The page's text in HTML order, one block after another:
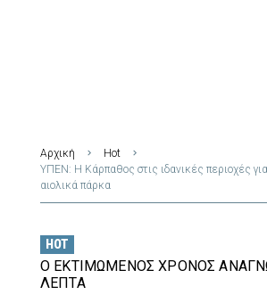
Αρχική
Hot
ΥΠΕΝ: Η Κάρπαθος στις ιδανικές περιοχές
αιολικά πάρκα
HOT
Ο ΕΚΤΙΜΏΜΕΝΟΣ ΧΡΌΝΟΣ
ΛΕΠΤΆ